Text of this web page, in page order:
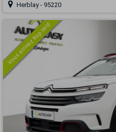
Herblay - 95220
Vous arrivez trop tard